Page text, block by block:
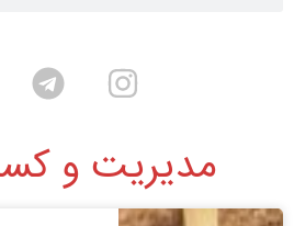
مدیریت و